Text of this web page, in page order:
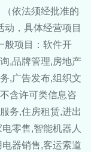
依法须经批准的
，具体经营项目
般项目：软件开
,品牌管理,房地产
,广告发布,组织文
含许可类信息咨
务,住房租赁,进出
零售,智能机器人
器销售,客运索道